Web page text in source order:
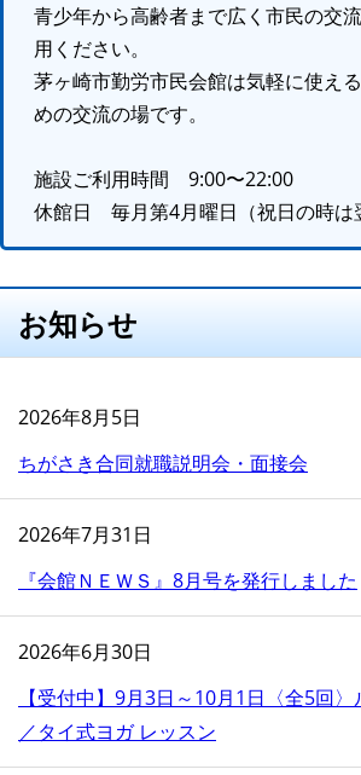
青少年から高齢者まで広く市民の交
用ください。
茅ヶ崎市勤労市民会館は気軽に使え
めの交流の場です。
施設ご利用時間 9:00〜22:00
休館日 毎月第4月曜日（祝日の時は
お知らせ
2026年8月5日
ちがさき合同就職説明会・面接会
2026年7月31日
『会館ＮＥＷＳ』8月号を発行しました
2026年6月30日
【受付中】9月3日～10月1日〈全5回
／タイ式ヨガ レッスン